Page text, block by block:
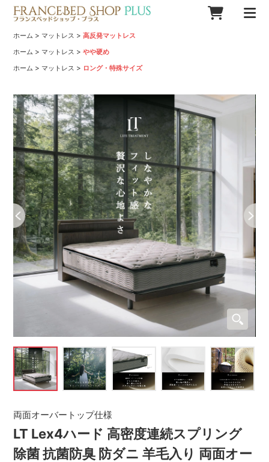
ホーム > マットレス >高反発マットレス
ホーム > マットレス >やや硬め
ホーム > マットレス > ロング・特殊サイズ
LT Lex4ハード 高密度連続スプリング
除菌 抗菌防臭 防ダニ 羊毛入り 両面オー
両面オーバートップ仕様